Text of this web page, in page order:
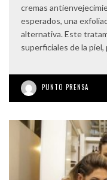
cremas
esperados, una
alternativa. Este
superficiales de la
PUNTO PRENSA